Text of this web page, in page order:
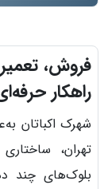
فروش،
راهکار
شهرک اکباتان
تهران،
بلوک‌های چند